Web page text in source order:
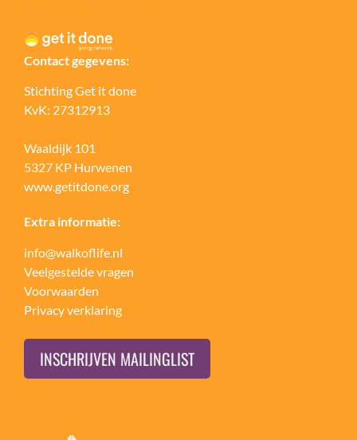
Contact gegevens:
Stichting Get it done
KvK: 27312913
Waaldijk 101
5327 KP Hurwenen
www.getitdone.org
Extra informatie:
info@walkoflife.nl
Veelgestelde vragen
Voorwaarden
Privacy verklaring
INSCHRIJVEN MAILINGLIST